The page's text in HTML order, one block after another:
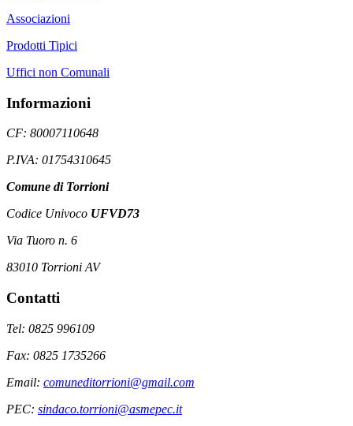
Associazioni
Prodotti Tipici
Uffici non Comunali
Informazioni
CF: 80007110648
P.IVA: 01754310645
Comune di Torrioni
Codice Univoco UFVD73
Via Tuoro n. 6
83010 Torrioni AV
Contatti
Tel: 0825 996109
Fax: 0825 1735266
Email: comuneditorrioni@gmail.com
PEC: sindaco.torrioni@asmepec.it